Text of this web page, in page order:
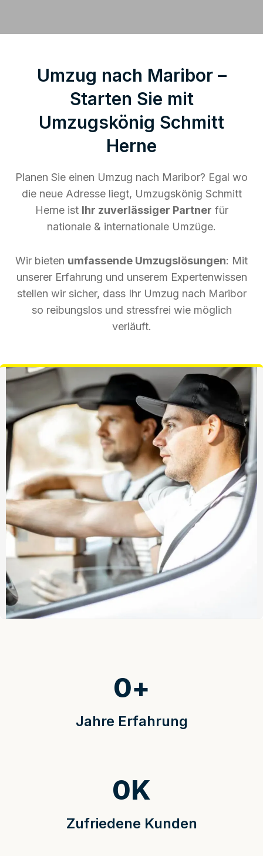
Umzug nach Maribor –
Starten Sie mit
Umzugskönig Schmitt
Herne
Planen Sie einen Umzug nach Maribor? Egal wo
die neue Adresse liegt, Umzugskönig Schmitt
Herne ist Ihr zuverlässiger Partner für
nationale & internationale Umzüge.
Wir bieten umfassende Umzugslösungen: Mit
unserer Erfahrung und unserem Expertenwissen
stellen wir sicher, dass Ihr Umzug nach Maribor
so reibungslos und stressfrei wie möglich
verläuft.
Jahre Erfahrung
0+
Zufriedene Kunden
0K